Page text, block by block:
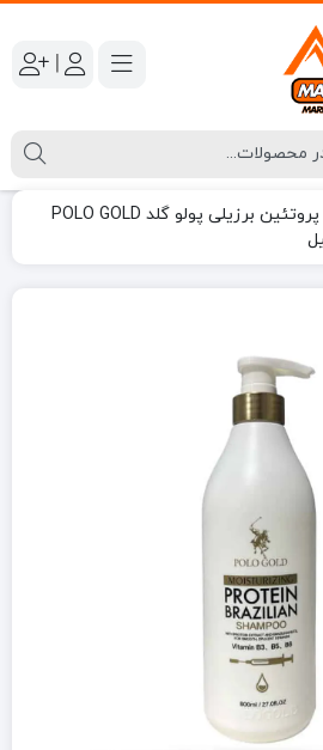
|
شامپو پروتئین برزیلی پولو گلد POLO GOLD